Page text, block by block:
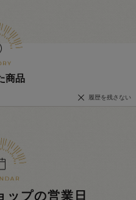
商品
履歴を残さない
ップの営業日